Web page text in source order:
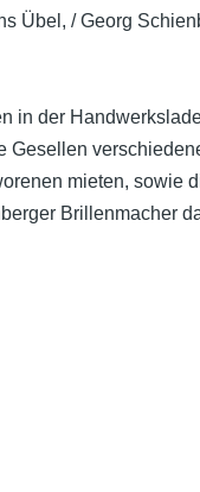
Übel, / Georg
in der
mieten, sowie
Brillenmacher